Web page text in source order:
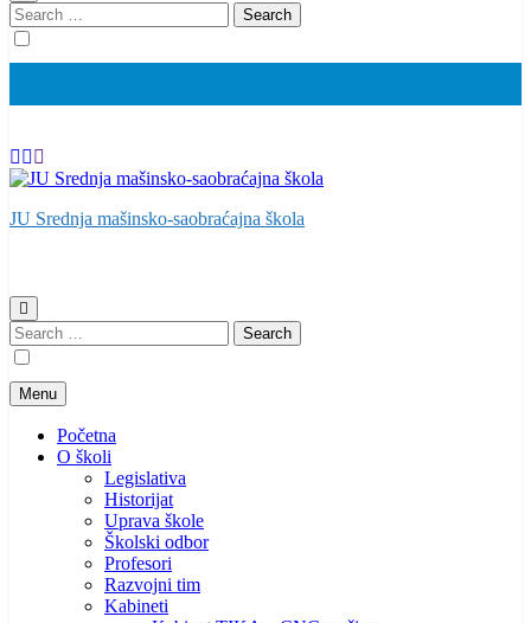
Search
for:
JU Srednja mašinsko-saobraćajna škola
Search
for:
Menu
Početna
O školi
Legislativa
Historijat
Uprava škole
Školski odbor
Profesori
Razvojni tim
Kabineti